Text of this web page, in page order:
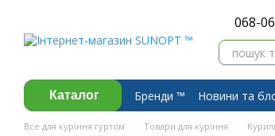
068-
Каталог Бренди ™️ Новини та
Про компанію ⭐
Все для куріння гуртом Товари для куріння